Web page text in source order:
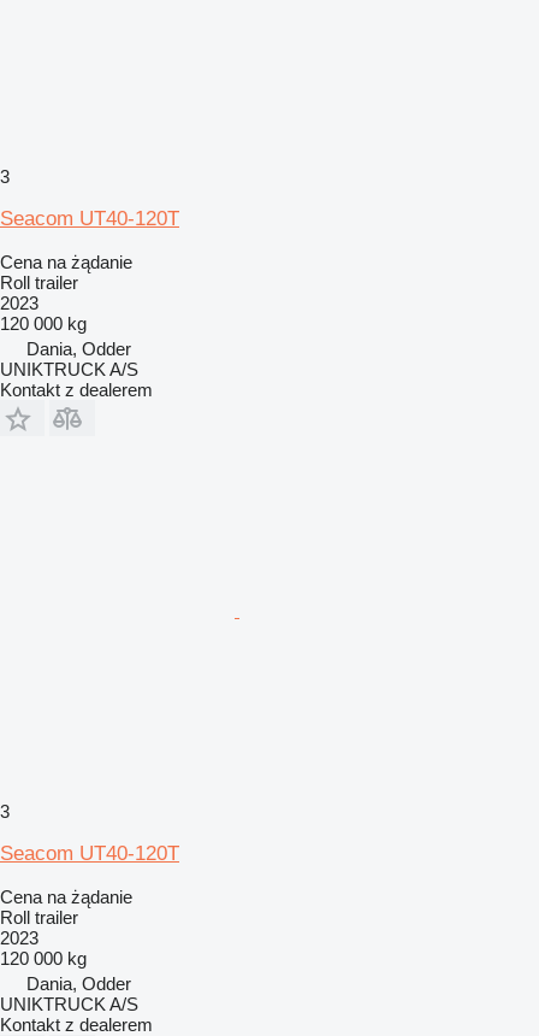
3
Seacom UT40-120T
Cena na żądanie
Roll trailer
2023
120 000 kg
Dania, Odder
UNIKTRUCK A/S
Kontakt z dealerem
3
Seacom UT40-120T
Cena na żądanie
Roll trailer
2023
120 000 kg
Dania, Odder
UNIKTRUCK A/S
Kontakt z dealerem